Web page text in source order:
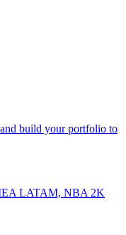
build your portfolio to
LATAM, NBA 2K